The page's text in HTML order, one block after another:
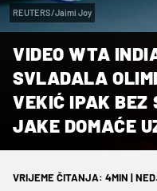
REUTERS/Jaimi Joy
VIDEO WTA
SVLADALA
VEKIĆ IPAK
JAKE DOMAĆE
VRIJEME ČITANJA: 4MIN |